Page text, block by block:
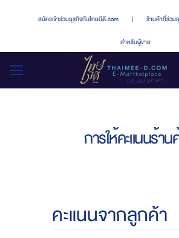
สมัครเข้าร่วมธุรกิจกับไทยมีดี.com | ร้านค้าที่ร่วม
สำหรับผู้ขาย
การให้คะแนนร้าน
คะแนนจากลูกค้า